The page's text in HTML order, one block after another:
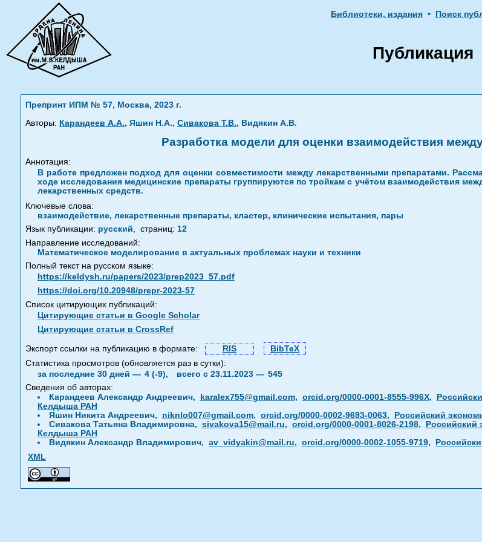
Библиотеки, издания • Поиск
Публикация
Препринт ИПМ № 57, Москва, 2023 г.
Авторы: Карандеев А.А., Яшин Н.А., Сивакова Т.В., Видякин А.В.
Разработка модели для оценки взаимодействия
Аннотация:
В работе предложен подход для оценки совместимости между лекарственными препаратами.
ходе исследования медицинские препараты группируются по тройкам с учётом взаимодействия
лекарственных средств.
Ключевые слова:
взаимодействие, лекарственные препараты, кластер, клинические испытания, пары
Язык публикации: русский, страниц: 12
Направление исследований:
Математическое моделирование в актуальных проблемах науки и техники
Полный текст на русском языке:
https://keldysh.ru/papers/2023/prep2023_57.pdf
https://doi.org/10.20948/prepr-2023-57
Список цитирующих публикаций:
Цитирующие статьи в Google Scholar
Цитирующие статьи в CrossRef
Экспорт ссылки на публикацию в формате: RIS
BibTeX
Статистика просмотров (обновляется раз в сутки):
за последние 30 дней — 4 (-9), всего с 23.11.2023 — 545
Сведения об авторах:
Карандеев Александр Андреевич,
karalex755@gmail.com, orcid.org/0000-0001-8555-996X,
Келдыша РАН
Яшин Никита Андреевич, niknlo007@gmail.com, orcid.org/0000-0002-9693-0063,
Российский
Сивакова Татьяна Владимировна, sivakova15@mail.ru, orcid.org/0000-0001-8026-2198, Российский
Келдыша РАН
Видякин Александр Владимирович, av_vidyakin@mail.ru, orcid.org/0000-0002-1055-9719,
XML